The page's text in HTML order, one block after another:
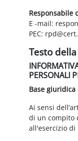
Responsabile
E -mail:
PEC:
Testo
PERSONALI
Base
Ai sensi
di un compito
all'esercizio